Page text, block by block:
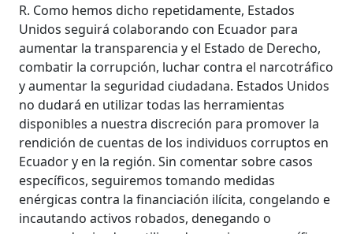
R. Como hemos dicho repetidamente, Estados
Unidos seguirá colaborando con Ecuador para
aumentar la transparencia y el Estado de Derecho,
combatir la corrupción, luchar contra el narcotráfico
y aumentar la seguridad ciudadana. Estados Unidos
no dudará en utilizar todas las herramientas
disponibles a nuestra discreción para promover la
rendición de cuentas de los individuos corruptos en
Ecuador y en la región. Sin comentar sobre casos
específicos, seguiremos tomando medidas
enérgicas contra la financiación ilícita, congelando e
incautando activos robados, denegando o